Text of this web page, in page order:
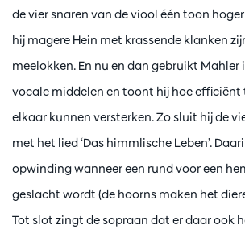
de vier snaren van de viool één toon
hij magere Hein met krassende klanken
meelokken. En nu en dan gebruikt Mahler
vocale middelen en toont hij hoe efficiënt
elkaar kunnen versterken. Zo sluit hij de
met het lied ‘Das himmlische Leben’.
opwinding wanneer een rund voor een
geslacht wordt (de hoorns maken het
Tot slot zingt de sopraan dat er daar ook